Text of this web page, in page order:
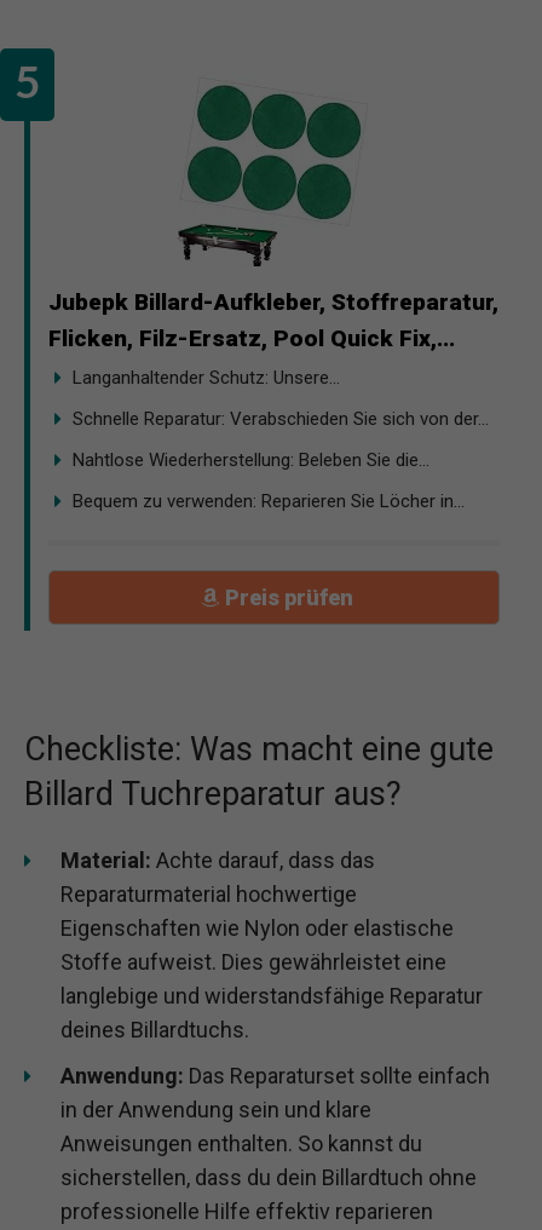
Jubepk Billard-Aufkleber, Stoffreparatur,
Flicken, Filz-Ersatz, Pool Quick Fix,...
Langanhaltender Schutz: Unsere...
Schnelle Reparatur: Verabschieden Sie sich von der...
Nahtlose Wiederherstellung: Beleben Sie die...
Bequem zu verwenden: Reparieren Sie Löcher in...
Preis prüfen
Checkliste: Was macht eine gute
Billard Tuchreparatur aus?
Material: Achte darauf, dass das
Reparaturmaterial hochwertige
Eigenschaften wie Nylon oder elastische
Stoffe aufweist. Dies gewährleistet eine
langlebige und widerstandsfähige Reparatur
deines Billardtuchs.
Anwendung: Das Reparaturset sollte einfach
in der Anwendung sein und klare
Anweisungen enthalten. So kannst du
sicherstellen, dass du dein Billardtuch ohne
professionelle Hilfe effektiv reparieren